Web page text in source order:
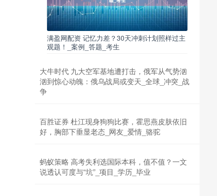
满盈网配资 记忆力差？30天冲刺计划照样过主
观题！_案例_答题_考生
大牛时代 九大空军基地遭打击，俄军从气势汹
汹到惊心动魄：俄乌战局或变天_全球_冲突_战
争
百胜证券 杜江现身狗狗比赛，霍思燕皮肤依旧
好，胸部下垂显老态_网友_爱情_骆驼
蚂蚁策略 高考失利选国际本科，值不值？一文
说透认可度与“坑”_项目_学历_毕业